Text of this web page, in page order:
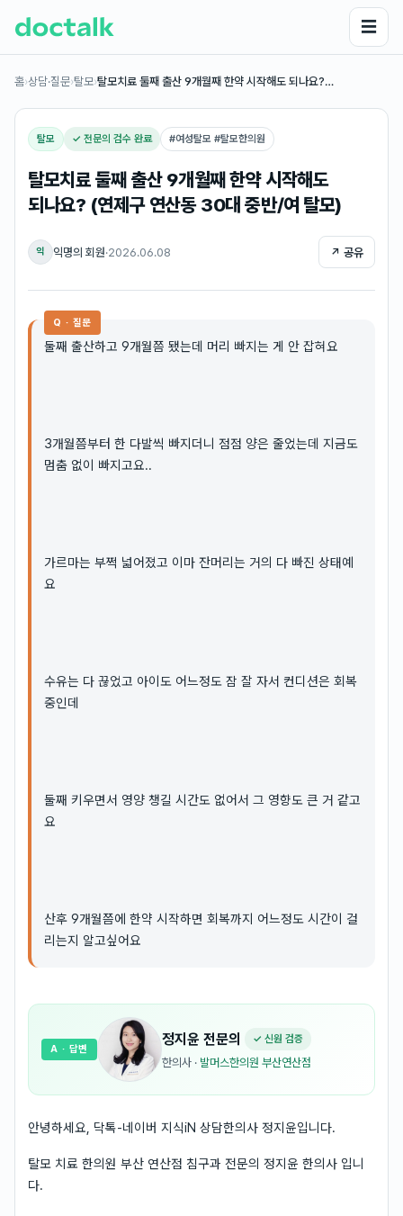
☰
홈›상담·질문›탈모›탈모치료 둘째 출산 9개월째 한약 시작해도 되나요?…
탈모 ✓ 전문의 검수 완료 #여성탈모 #탈모한의원
탈모치료 둘째 출산 9개월째 한약 시작해도
되나요? (연제구 연산동 30대 중반/여 탈모)
익 익명의 회원·2026.06.08 ↗ 공유
Q · 질문
둘째 출산하고 9개월쯤 됐는데 머리 빠지는 게 안 잡혀요
3개월쯤부터 한 다발씩 빠지더니 점점 양은 줄었는데 지금도
멈춤 없이 빠지고요..
가르마는 부쩍 넓어졌고 이마 잔머리는 거의 다 빠진 상태예
요
수유는 다 끊었고 아이도 어느정도 잠 잘 자서 컨디션은 회복
중인데
둘째 키우면서 영양 챙길 시간도 없어서 그 영향도 큰 거 같고
요
산후 9개월쯤에 한약 시작하면 회복까지 어느정도 시간이 걸
리는지 알고싶어요
정지윤 전문의 ✓ 신원 검증
한의사 · 발머스한의원 부산연산점
A · 답변
안녕하세요, 닥톡-네이버 지식iN 상담한의사 정지윤입니다.
탈모 치료 한의원 부산 연산점 침구과 전문의 정지윤 한의사 입니
다.